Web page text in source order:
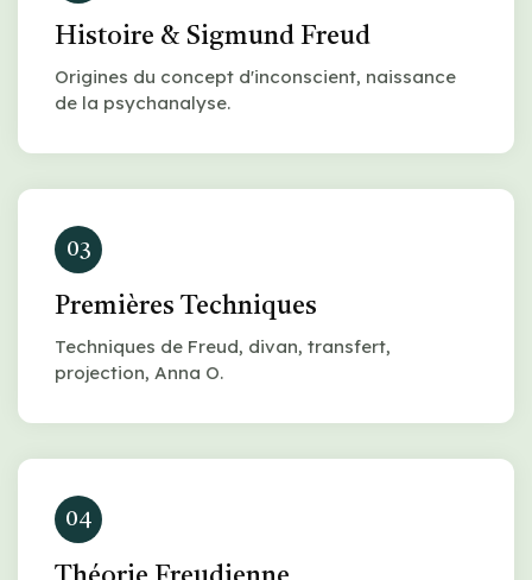
Histoire & Sigmund Freud
Origines du concept d'inconscient, naissance
de la psychanalyse.
03
Premières Techniques
Techniques de Freud, divan, transfert,
projection, Anna O.
04